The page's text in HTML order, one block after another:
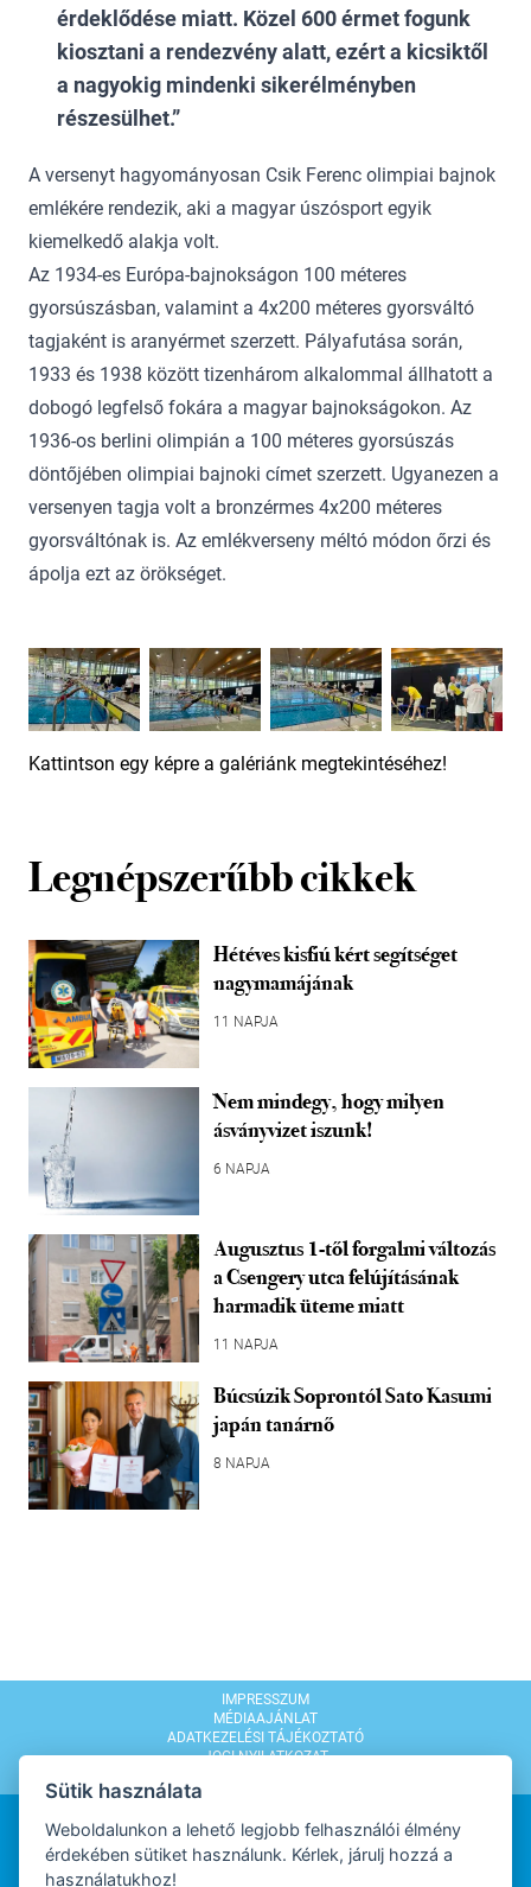
érdeklődése miatt. Közel 600 érmet fogunk
kiosztani a rendezvény alatt, ezért a kicsiktől
a nagyokig mindenki sikerélményben
részesülhet.
A versenyt hagyományosan Csik Ferenc olimpiai bajnok
emlékére rendezik, aki a magyar úszósport egyik
kiemelkedő alakja volt.
Az 1934-es Európa-bajnokságon 100 méteres
gyorsúszásban, valamint a 4x200 méteres gyorsváltó
tagjaként is aranyérmet szerzett. Pályafutása során,
1933 és 1938 között tizenhárom alkalommal állhatott a
dobogó legfelső fokára a magyar bajnokságokon. Az
1936-os berlini olimpián a 100 méteres gyorsúszás
döntőjében olimpiai bajnoki címet szerzett. Ugyanezen a
versenyen tagja volt a bronzérmes 4x200 méteres
gyorsváltónak is. Az emlékverseny méltó módon őrzi és
ápolja ezt az örökséget.
Kattintson egy képre a galériánk megtekintéséhez!
Legnépszerűbb cikkek
Hétéves kisfiú kért segítséget
nagymamájának
11 NAPJA
Nem mindegy, hogy milyen
ásványvizet iszunk!
6 NAPJA
Augusztus 1-től forgalmi változás
a Csengery utca felújításának
harmadik üteme miatt
11 NAPJA
Búcsúzik Soprontól Sato Kasumi
japán tanárnő
8 NAPJA
IMPRESSZUM
MÉDIAAJÁNLAT
ADATKEZELÉSI TÁJÉKOZTATÓ
JOGI NYILATKOZAT
Sütik használata
Weboldalunkon a lehető legjobb felhasználói élmény
érdekében sütiket használunk. Kérlek, járulj hozzá a
használatukhoz!